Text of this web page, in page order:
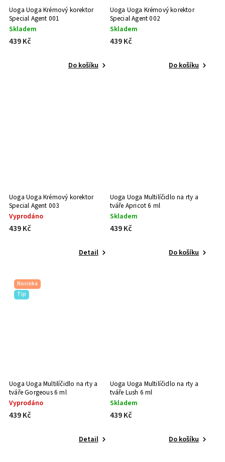
Uoga Uoga Krémový korektor
Special Agent 001
Skladem
439 Kč
Do košíku
Uoga Uoga Krémový korektor
Special Agent 002
Skladem
439 Kč
Do košíku
Uoga Uoga Krémový korektor
Special Agent 003
Vyprodáno
439 Kč
Detail
Uoga Uoga Multilíčidlo na rty a
tváře Apricot 6 ml
Skladem
439 Kč
Do košíku
Novinka
Tip
Uoga Uoga Multilíčidlo na rty a
tváře Gorgeous 6 ml
Vyprodáno
439 Kč
Detail
Uoga Uoga Multilíčidlo na rty a
tváře Lush 6 ml
Skladem
439 Kč
Do košíku